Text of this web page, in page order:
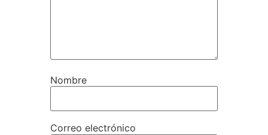
Nombre
Correo electrónico